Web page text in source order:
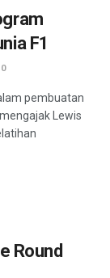
F1
pembuatan
Lewis
Round